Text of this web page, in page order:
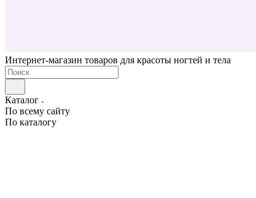
Интернет-магазин товаров для красоты ногтей и тела
Каталог
По всему сайту
По каталогу